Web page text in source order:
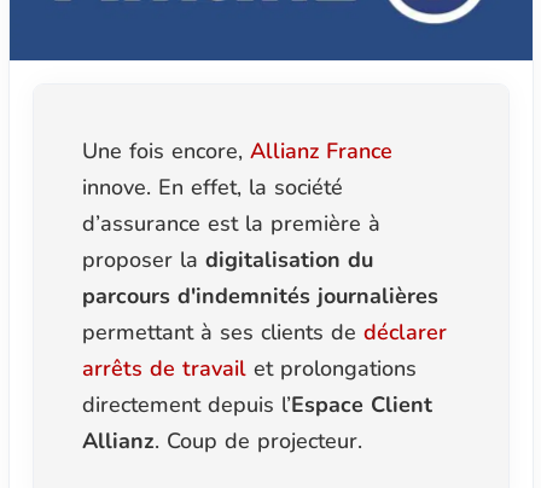
Une fois encore, Allianz France
innove. En effet, la société
d’assurance est la première à
proposer la digitalisation du
parcours d'indemnités journalières
permettant à ses clients de déclarer
arrêts de travailet prolongations
directement depuis l’Espace Client
Allianz. Coup de projecteur.